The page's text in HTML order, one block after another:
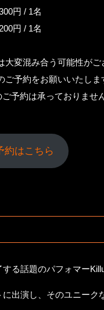
円 / 1名
円 / 1名
変混み合う可能性がご
予約をお願いいたしま
予約は承っておりませ
約はこちら
る話題のパフォマー
出演し、そのユニー